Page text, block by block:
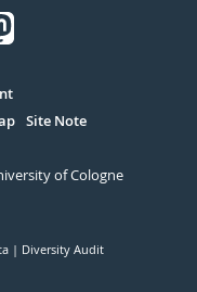
Site Note
of Cologne
Diversity Audit